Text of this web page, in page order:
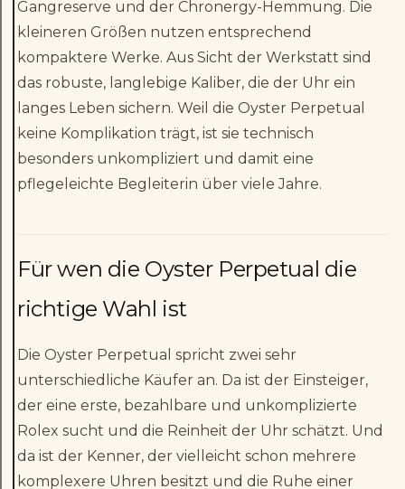
Gangreserve und der Chronergy-Hemmung. Die
kleineren Größen nutzen entsprechend
kompaktere Werke. Aus Sicht der Werkstatt sind
das robuste, langlebige Kaliber, die der Uhr ein
langes Leben sichern. Weil die Oyster Perpetual
keine Komplikation trägt, ist sie technisch
besonders unkompliziert und damit eine
pflegeleichte Begleiterin über viele Jahre.
Für wen die Oyster Perpetual die
richtige Wahl ist
Die Oyster Perpetual spricht zwei sehr
unterschiedliche Käufer an. Da ist der Einsteiger,
der eine erste, bezahlbare und unkomplizierte
Rolex sucht und die Reinheit der Uhr schätzt. Und
da ist der Kenner, der vielleicht schon mehrere
komplexere Uhren besitzt und die Ruhe einer